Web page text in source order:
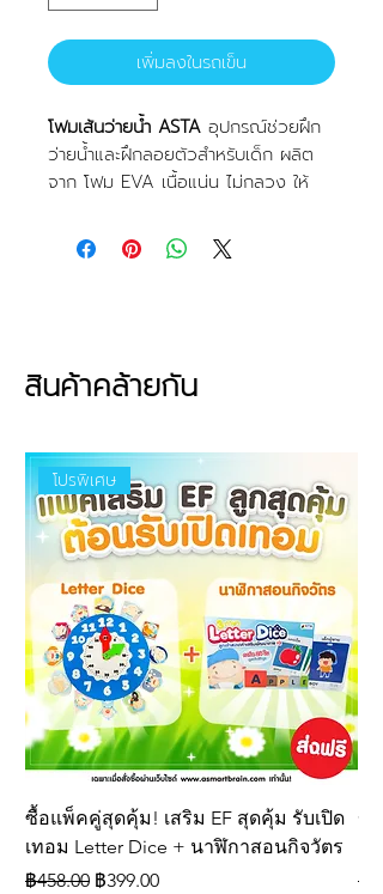
เพิ่มลงในรถเข็น
โฟมเส้นว่ายน้ำ ASTA อุปกรณ์ช่วยฝึก
ว่ายน้ำและฝึกลอยตัวสำหรับเด็ก ผลิต
จาก โฟม EVA เนื้อแน่น ไม่กลวง ให้
เหมาะสำหรับใช้เล่นน้ำ ฝึกว่ายน้ำ และ
กิจกรรมในสระว่ายน้ำ
🏊 ช่วยฝึกการลอยตัวและสร้างความคุ้น
เคยกับการอยู่ในน้ำ
สำหรับเด็ก
🎉 ใช้เล่นน้ำและทำกิจกรรมในสระว่ายน้ำ
ได้อย่างสนุกสนาน
🤲 น้ำหนักเบา จับถือและใช้งานได้สะดวก
🏡 เหมาะสำหรับใช้ที่บ้าน โรงเรียน และ
สถาบันสอนว่ายน้ำ
แนะนำสำหรับเด็กอายุประมาณ 1–3 ปี
โดยควรใช้งานภายใต้การดูแลอย่างใกล้
ชิดของผู้ปกครองหรือผู้สอนว่ายน้ำ
(โฟมเส้นว่ายน้ำเป็นอุปกรณ์ช่วยฝึก ไม่ใช่
อุปกรณ์ช่วยชีวิต)
คุณสมบัติ
ผลิตจาก โฟม EVA คุณภาพสูง เนื้อ
แน่น ไม่กลวง
สินค้าคล้ายกัน
โปรพิเศษ
ซื้อแพ็คคู่สุดคุ้ม! เสริม EF สุดคุ้ม รับเปิด
เทอม Letter Dice + นาฬิกาสอนกิจวัตร
ราคาปกติ
฿458.00 ราคาขายลด
฿399.00
ข
รา
฿